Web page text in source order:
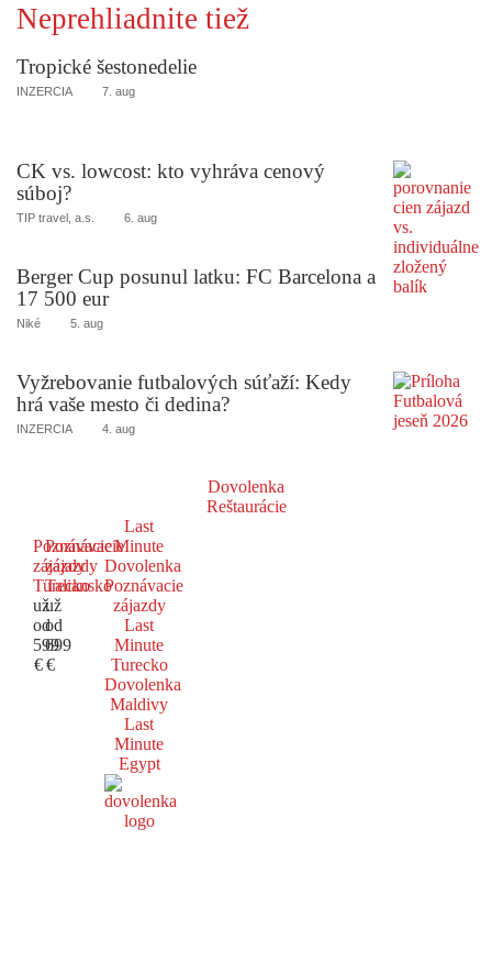
Neprehliadnite tiež
Tropické šestonedelie
INZERCIA 7. aug
CK vs. lowcost: kto vyhráva cenový
súboj?
TIP travel, a.s. 6. aug
Berger Cup posunul latku: FC Barcelona a
17 500 eur
Niké 5. aug
Vyžrebovanie futbalových súťaží: Kedy
hrá vaše mesto či dedina?
INZERCIA 4. aug
Dovolenka
Reštaurácie
Poznávacie
zájazdy
Turecko
už
od
599
€
Poznávacie
zájazdy
Taliansko
už
od
699
€
Last
Minute
Dovolenka
Poznávacie
zájazdy
Last
Minute
Turecko
Dovolenka
Maldivy
Last
Minute
Egypt